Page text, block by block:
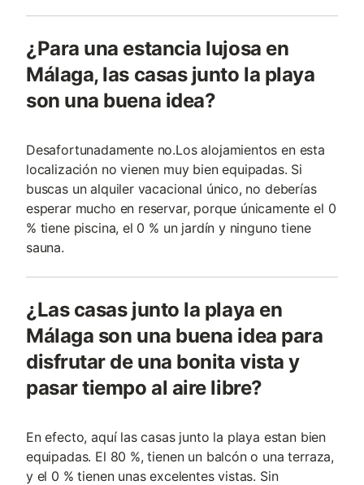
¿Para una estancia lujosa en
Málaga, las casas junto la playa
son una buena idea?
Desafortunadamente no.Los alojamientos en esta
localización no vienen muy bien equipadas. Si
buscas un alquiler vacacional único, no deberías
esperar mucho en reservar, porque únicamente el 0
% tiene piscina, el 0 % un jardín y ninguno tiene
sauna.
¿Las casas junto la playa en
Málaga son una buena idea para
disfrutar de una bonita vista y
pasar tiempo al aire libre?
En efecto, aquí las casas junto la playa estan bien
equipadas. El 80 %, tienen un balcón o una terraza,
y el 0 % tienen unas excelentes vistas. Sin